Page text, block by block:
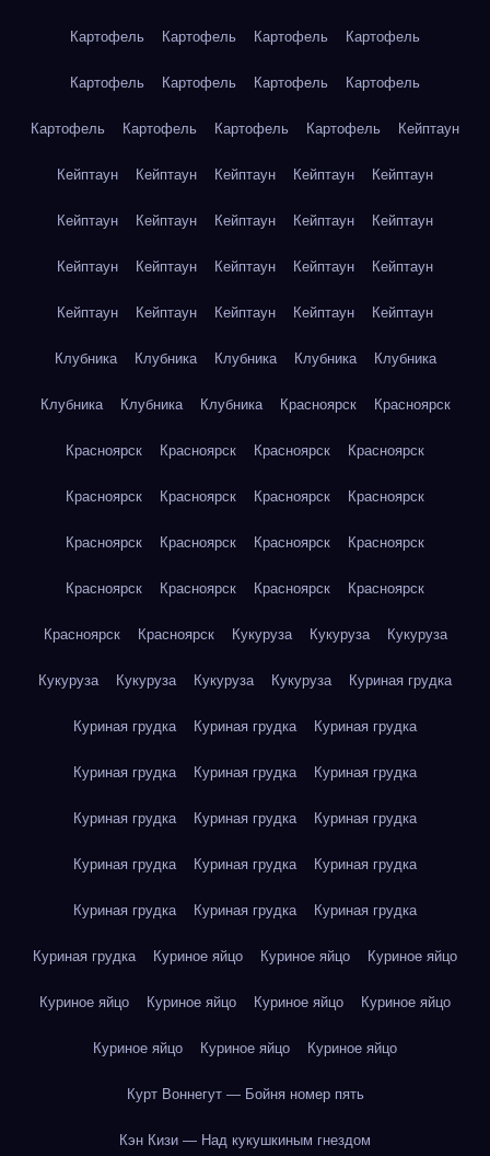
Картофель Картофель Картофель Картофель
Картофель Картофель Картофель Картофель
Картофель Картофель Картофель Картофель Кейптаун
Кейптаун Кейптаун Кейптаун Кейптаун Кейптаун
Кейптаун Кейптаун Кейптаун Кейптаун Кейптаун
Кейптаун Кейптаун Кейптаун Кейптаун Кейптаун
Кейптаун Кейптаун Кейптаун Кейптаун Кейптаун
Клубника Клубника Клубника Клубника Клубника
Клубника Клубника Клубника Красноярск Красноярск
Красноярск Красноярск Красноярск Красноярск
Красноярск Красноярск Красноярск Красноярск
Красноярск Красноярск Красноярск Красноярск
Красноярск Красноярск Красноярск Красноярск
Красноярск Красноярск Кукуруза Кукуруза Кукуруза
Кукуруза Кукуруза Кукуруза Кукуруза Куриная грудка
Куриная грудка Куриная грудка Куриная грудка
Куриная грудка Куриная грудка Куриная грудка
Куриная грудка Куриная грудка Куриная грудка
Куриная грудка Куриная грудка Куриная грудка
Куриная грудка Куриная грудка Куриная грудка
Куриная грудка Куриное яйцо Куриное яйцо Куриное яйцо
Куриное яйцо Куриное яйцо Куриное яйцо Куриное яйцо
Куриное яйцо Куриное яйцо Куриное яйцо
Курт Воннегут — Бойня номер пять
Кэн Кизи — Над кукушкиным гнездом